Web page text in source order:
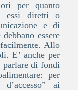
per quanto
essi diretti o
e di
essere
Allo
E’ anche per
parlare di fondi
per
ai